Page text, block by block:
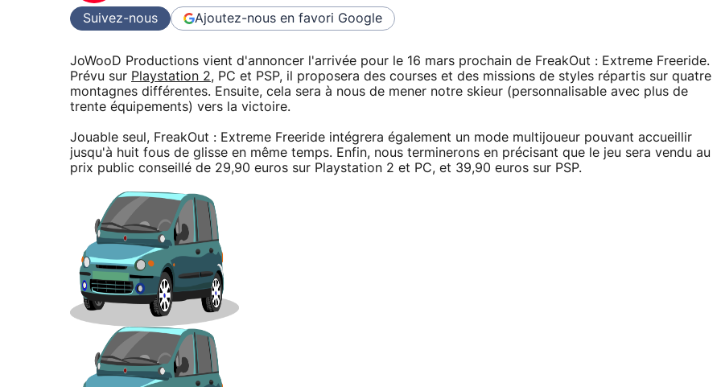
Suivez-nous Ajoutez-nous en favori Google
JoWooD Productions vient d'annoncer l'arrivée pour le 16 mars prochain de FreakOut : Extreme Freeride.
Prévu sur Playstation 2, PC et PSP, il proposera des courses et des missions de styles répartis sur quatre
montagnes différentes. Ensuite, cela sera à nous de mener notre skieur (personnalisable avec plus de
trente équipements) vers la victoire.
Jouable seul, FreakOut : Extreme Freeride intégrera également un mode multijoueur pouvant accueillir
jusqu'à huit fous de glisse en même temps. Enfin, nous terminerons en précisant que le jeu sera vendu au
prix public conseillé de 29,90 euros sur Playstation 2 et PC, et 39,90 euros sur PSP.